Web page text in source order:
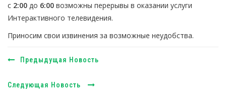
с 2:00 до 6:00 возможны перерывы в оказании услуги
Интерактивного телевидения.
Приносим свои извинения за возможные неудобства.
Предыдущая Новость
Следующая Новость